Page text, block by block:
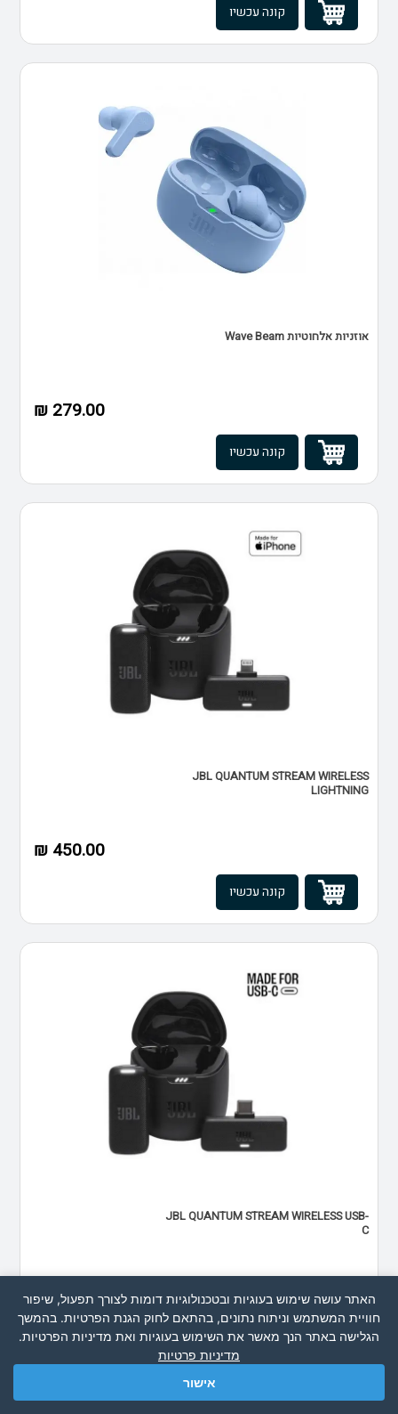
קונה עכשיו
אוזניות אלחוטיות Wave Beam
279.00 ₪
קונה עכשיו
JBL QUANTUM STREAM WIRELESS
LIGHTNING
450.00 ₪
קונה עכשיו
JBL QUANTUM STREAM WIRELESS USB-
C
370.00 ₪
קונה עכשיו
האתר עושה שימוש בעוגיות ובטכנולוגיות דומות לצורך תפעול, שיפור
חוויית המשתמש וניתוח נתונים, בהתאם לחוק הגנת הפרטיות. בהמשך
הגלישה באתר הנך מאשר את השימוש בעוגיות ואת מדיניות הפרטיות.
מדיניות פרטיות
אישור